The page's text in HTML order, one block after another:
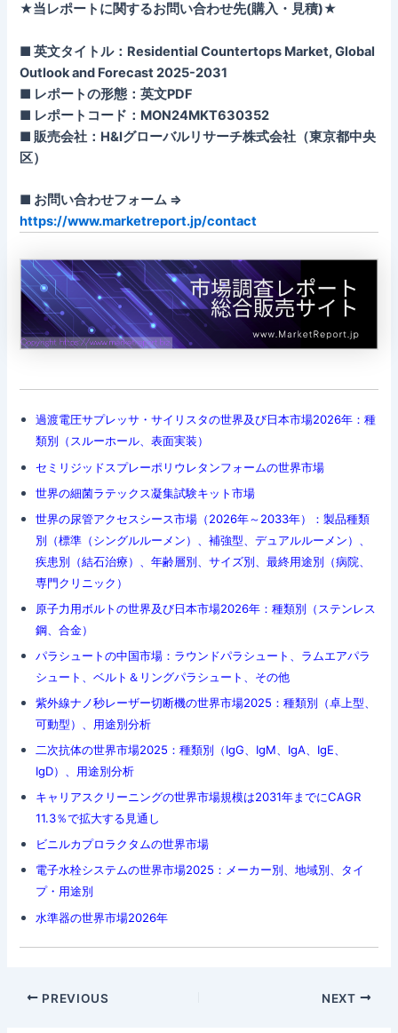
★当レポートに関するお問い合わせ先(購入・見積)★
■ 英文タイトル：Residential Countertops Market, Global
Outlook and Forecast 2025-2031
■ レポートの形態：英文PDF
■ レポートコード：MON24MKT630352
■ 販売会社：H&Iグローバルリサーチ株式会社（東京都中央
区）
■ お問い合わせフォーム ⇒
https://www.marketreport.jp/contact
過渡電圧サプレッサ・サイリスタの世界及び日本市場2026年：種
類別（スルーホール、表面実装）
セミリジッドスプレーポリウレタンフォームの世界市場
世界の細菌ラテックス凝集試験キット市場
世界の尿管アクセスシース市場（2026年～2033年）：製品種類
別（標準（シングルルーメン）、補強型、デュアルルーメン）、
疾患別（結石治療）、年齢層別、サイズ別、最終用途別（病院、
専門クリニック）
原子力用ボルトの世界及び日本市場2026年：種類別（ステンレス
鋼、合金）
パラシュートの中国市場：ラウンドパラシュート、ラムエアパラ
シュート、ベルト＆リングパラシュート、その他
紫外線ナノ秒レーザー切断機の世界市場2025：種類別（卓上型、
可動型）、用途別分析
二次抗体の世界市場2025：種類別（IgG、IgM、IgA、IgE、
IgD）、用途別分析
キャリアスクリーニングの世界市場規模は2031年までにCAGR
11.3％で拡大する見通し
ビニルカプロラクタムの世界市場
電子水栓システムの世界市場2025：メーカー別、地域別、タイ
プ・用途別
水準器の世界市場2026年
Post
PREVIOUS NEXT